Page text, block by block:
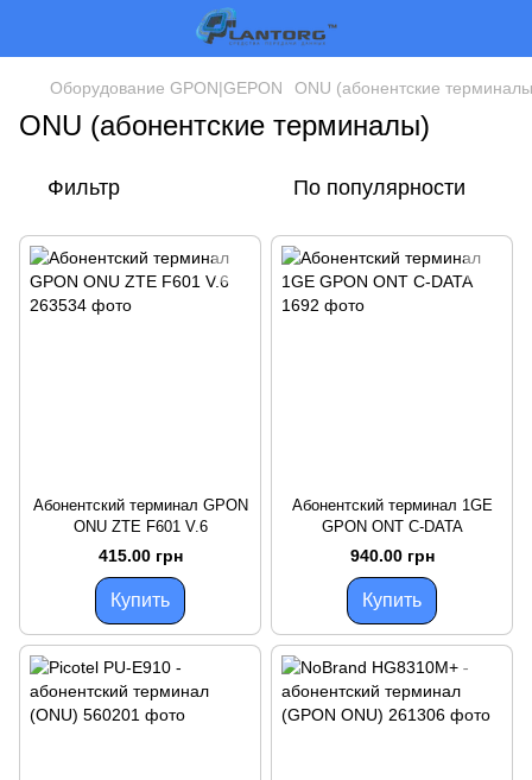
Оборудование GPON|GEPON ONU (абонентские
ONU (абонентские терминалы)
Фильтр По популярности
Абонентский терминал GPON
ONU ZTE F601 V.6
415.00 грн
Купить
Абонентский терминал 1GE
GPON ONT C-DATA
940.00 грн
Купить